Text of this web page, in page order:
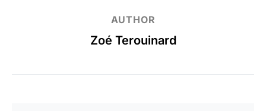
AUTHOR
Zoé Terouinard